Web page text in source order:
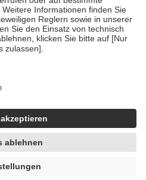
es sich um echte Bewertungen
articles/4419944605341
unter Zuhilfenahme künstlicher